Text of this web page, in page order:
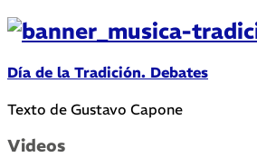
Día de la Tradición. Debates
Texto de Gustavo Capone
Videos